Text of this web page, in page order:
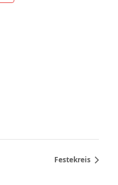
Festekreis